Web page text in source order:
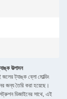
উত্পাদন
ট্যাঙ্ক ব্লো মোল্ডিং
জন্য তৈরি করা হয়েছে।
ডিজাইনের সাথে, এই